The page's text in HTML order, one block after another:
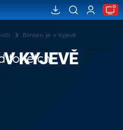
Blinken je v Kyjevě
to fetch
KYJEVĚ